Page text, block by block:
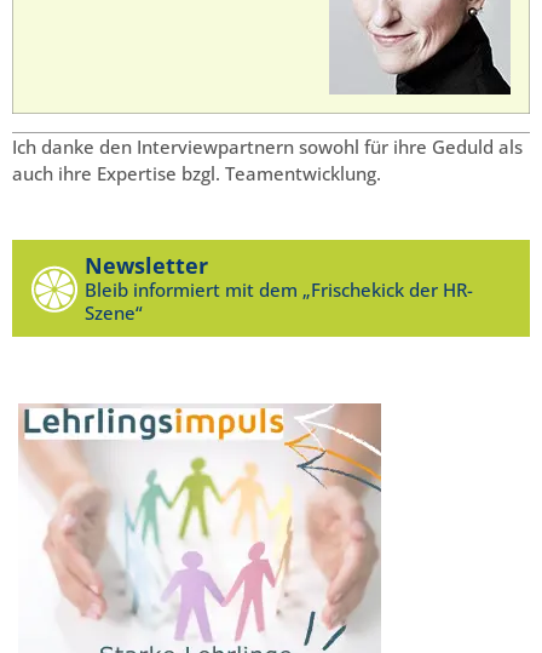
Ich danke den Interviewpartnern sowohl für ihre Geduld als
auch ihre Expertise bzgl. Teamentwicklung.
Newsletter
Bleib informiert mit dem „Frischekick der HR-
Szene“